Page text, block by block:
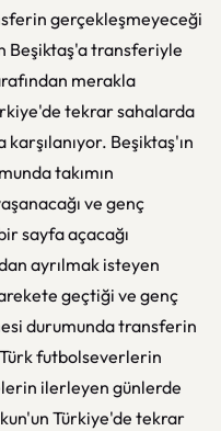
gerçekleşmeyeceği
Beşiktaş'a transferiyle
merakla
tekrar sahalarda
Beşiktaş'ın
takımın
ve genç
sayfa açacağı
ayrılmak isteyen
geçtiği ve genç
durumunda transferin
futbolseverlerin
ilerleyen günlerde
Türkiye'de tekrar